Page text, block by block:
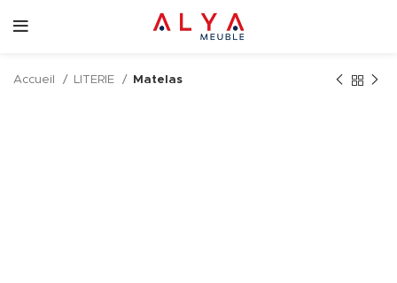
Accueil LITERIE Matelas